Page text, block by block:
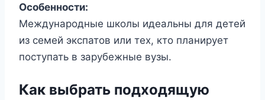
Особенности:
Международные школы идеальны для детей
из семей экспатов или тех, кто планирует
поступать в зарубежные вузы.
Как выбрать подходящую